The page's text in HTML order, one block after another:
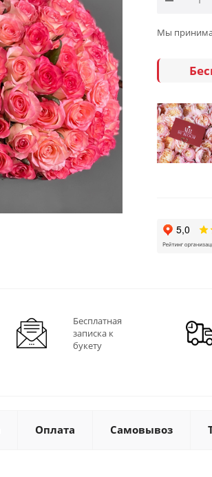
Мы
Бесплатная
записка к
букету
Оплата Самовывоз